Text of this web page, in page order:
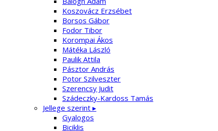
Koszovácz Erzsébet
Borsos Gábor
Fodor Tibor
Korompai Ákos
Mátéka László
Paulik Attila
Pásztor András
Potor Szilveszter
Szerencsy Judit
Szádeczky-Kardoss Tamás
Jellege szerint ▸
Gyalogos
Biciklis